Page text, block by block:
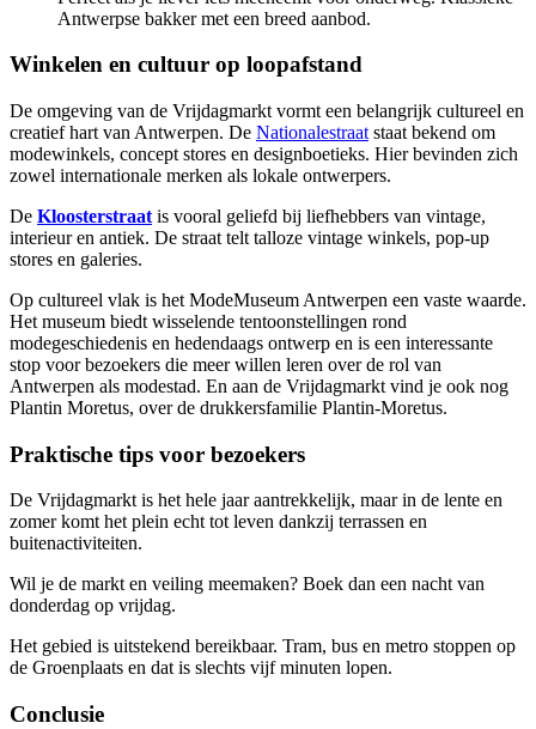
Antwerpse bakker met een breed aanbod.
Winkelen en cultuur op loopafstand
De omgeving van de Vrijdagmarkt vormt een belangrijk cultureel en
creatief hart van Antwerpen. De Nationalestraat staat bekend om
modewinkels, concept stores en designboetieks. Hier bevinden zich
zowel internationale merken als lokale ontwerpers.
De Kloosterstraat is vooral geliefd bij liefhebbers van vintage,
interieur en antiek. De straat telt talloze vintage winkels, pop-up
stores en galeries.
Op cultureel vlak is het ModeMuseum Antwerpen een vaste waarde.
Het museum biedt wisselende tentoonstellingen rond
modegeschiedenis en hedendaags ontwerp en is een interessante
stop voor bezoekers die meer willen leren over de rol van
Antwerpen als modestad. En aan de Vrijdagmarkt vind je ook nog
Plantin Moretus, over de drukkersfamilie Plantin-Moretus.
Praktische tips voor bezoekers
De Vrijdagmarkt is het hele jaar aantrekkelijk, maar in de lente en
zomer komt het plein echt tot leven dankzij terrassen en
buitenactiviteiten.
Wil je de markt en veiling meemaken? Boek dan een nacht van
donderdag op vrijdag.
Het gebied is uitstekend bereikbaar. Tram, bus en metro stoppen op
de Groenplaats en dat is slechts vijf minuten lopen.
Conclusie